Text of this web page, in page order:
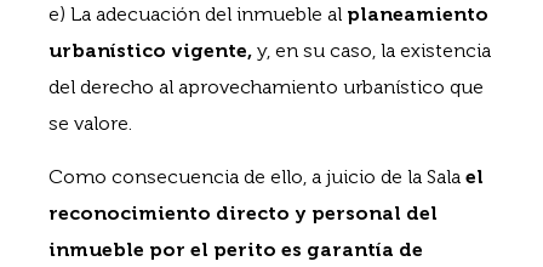
e) La adecuación del inmueble al planeamiento
urbanístico vigente, y, en su caso, la existencia
del derecho al aprovechamiento urbanístico que
se valore.
Como consecuencia de ello, a juicio de la Sala el
reconocimiento directo y personal del
inmueble por el perito es garantía de